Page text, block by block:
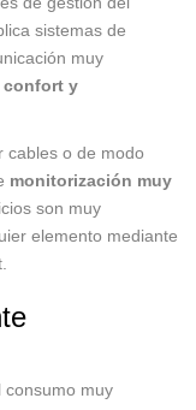
sistemas de
muy
confort y
cables o de modo
monitorización muy
son muy
elemento mediante
consumo muy